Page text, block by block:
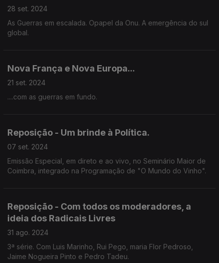
28 set. 2024
As Guerras em escalada. Opapel da Onu. A emergência do sul
global.
Nova França e Nova Europa...
21 set. 2024
....com as guerras em fundo.
Reposição - Um brinde à Política.
07 set. 2024
Emissão Especial, em direto e ao vivo, no Seminário Maior de
Coimbra, integrado na Programação de "O Mundo do Vinho".
Reposição - Com todos os moderadores, a
ideia dos Radicais Livres
31 ago. 2024
3ª série. Com Luis Marinho, Rui Pego, maria Flor Pedroso,
Jaime Nogueira Pinto e Pedro Tadeu.